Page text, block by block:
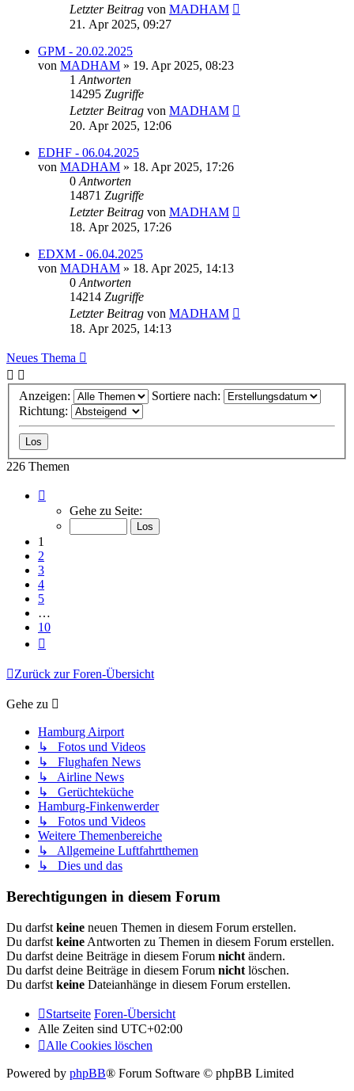
Letzter Beitrag von MADHAM
21. Apr 2025, 09:27
GPM - 20.02.2025
von MADHAM » 19. Apr 2025, 08:23
1 Antworten
14295 Zugriffe
Letzter Beitrag von MADHAM
20. Apr 2025, 12:06
EDHF - 06.04.2025
von MADHAM » 18. Apr 2025, 17:26
0 Antworten
14871 Zugriffe
Letzter Beitrag von MADHAM
18. Apr 2025, 17:26
EDXM - 06.04.2025
von MADHAM » 18. Apr 2025, 14:13
0 Antworten
14214 Zugriffe
Letzter Beitrag von MADHAM
18. Apr 2025, 14:13
Neues Thema
Anzeigen:
Sortiere nach:
Richtung:
226 Themen
von
Gehe zu Seite:
1
2
3
4
5
…
10
Zurück zur Foren-Übersicht
Gehe zu
Hamburg Airport
↳ Fotos und Videos
↳ Flughafen News
↳ Airline News
↳ Gerüchteküche
Hamburg-Finkenwerder
↳ Fotos und Videos
Weitere Themenbereiche
↳ Allgemeine Luftfahrtthemen
↳ Dies und das
Berechtigungen in diesem Forum
Du darfst keine neuen Themen in diesem Forum erstellen.
Du darfst keine Antworten zu Themen in diesem Forum erstellen.
Du darfst deine Beiträge in diesem Forum nicht ändern.
Du darfst deine Beiträge in diesem Forum nicht löschen.
Du darfst keine Dateianhänge in diesem Forum erstellen.
Startseite Foren-Übersicht
Alle Zeiten sind UTC+02:00
Alle Cookies löschen
Powered by phpBB® Forum Software © phpBB Limited